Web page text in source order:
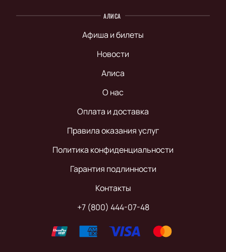
АЛИСА
Афиша и билеты
Новости
Алиса
О нас
Оплата и доставка
Правила оказания услуг
Политика конфиденциальности
Гарантия подлинности
Контакты
+7 (800) 444-07-48